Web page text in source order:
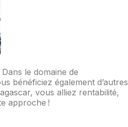
le domaine de
bénéficiez également d’autres
vous alliez rentabilité,
approche !